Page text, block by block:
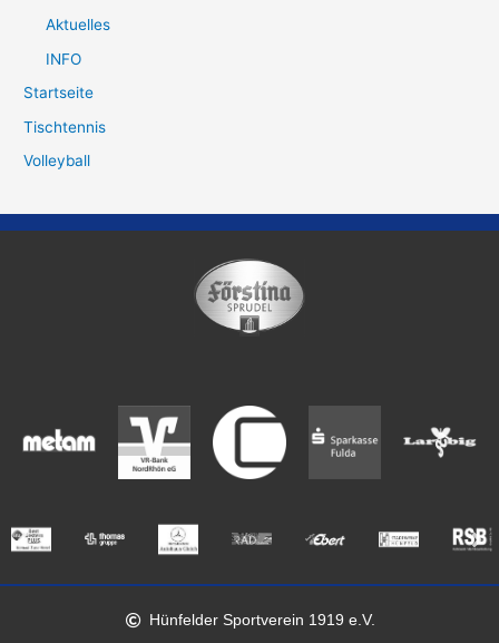
Aktuelles
INFO
Startseite
Tischtennis
Volleyball
Hünfelder Sportverein 1919 e.V.